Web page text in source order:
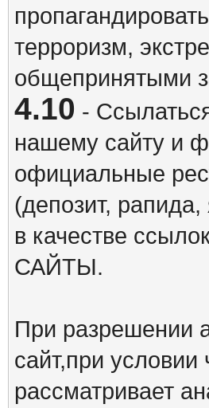
терроризм,
общепринятыми
4.10 -
нашему сайту и
официальные
(депозит,
в качестве
САЙТЫ.
При разрешении
сайт,при
рассматривает